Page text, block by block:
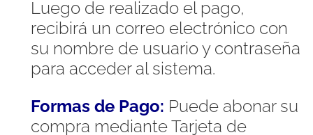
Luego de realizado el pago,
recibirá un correo electrónico con
su nombre de usuario y contraseña
para acceder al sistema.
Formas de Pago: Puede abonar su
compra mediante Tarjeta de